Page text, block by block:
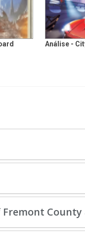
Análise -
Fremont